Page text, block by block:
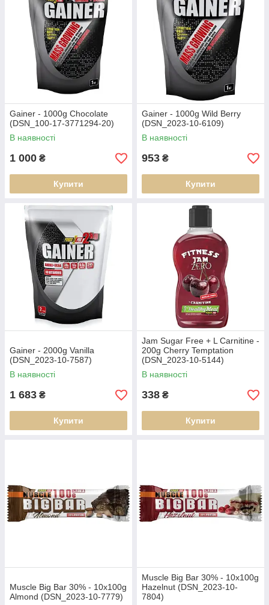
Gainer - 1000g Chocolate
(DSN_100-17-3771294-20)
В наявності
1 000 ₴
Купити
Gainer - 1000g Wild Berry
(DSN_2023-10-6109)
В наявності
953 ₴
Купити
Gainer - 2000g Vanilla
(DSN_2023-10-7587)
В наявності
1 683 ₴
Купити
Jam Sugar Free + L Carnitine -
200g Cherry Temptation
(DSN_2023-10-5144)
В наявності
338 ₴
Купити
Muscle Big Bar 30% - 10x100g
Almond (DSN_2023-10-7779)
Muscle Big Bar 30% - 10x100g
Hazelnut (DSN_2023-10-
7804)